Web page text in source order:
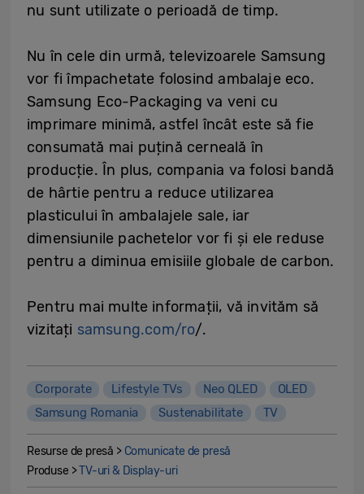
nu sunt utilizate o perioadă de timp.
Nu în cele din urmă, televizoarele Samsung
vor fi împachetate folosind ambalaje eco.
Samsung Eco-Packaging va veni cu
imprimare minimă, astfel încât este să fie
consumată mai puțină cerneală în
producție. În plus, compania va folosi bandă
de hârtie pentru a reduce utilizarea
plasticului în ambalajele sale, iar
dimensiunile pachetelor vor fi și ele reduse
pentru a diminua emisiile globale de carbon.
Pentru mai multe informații, vă invităm să
vizitați samsung.com/ro/.
Corporate Lifestyle TVs Neo QLED
OLED
Samsung Romania
Sustenabilitate TV
Resurse de presă > Comunicate de presă
Produse >TV-uri & Display-uri